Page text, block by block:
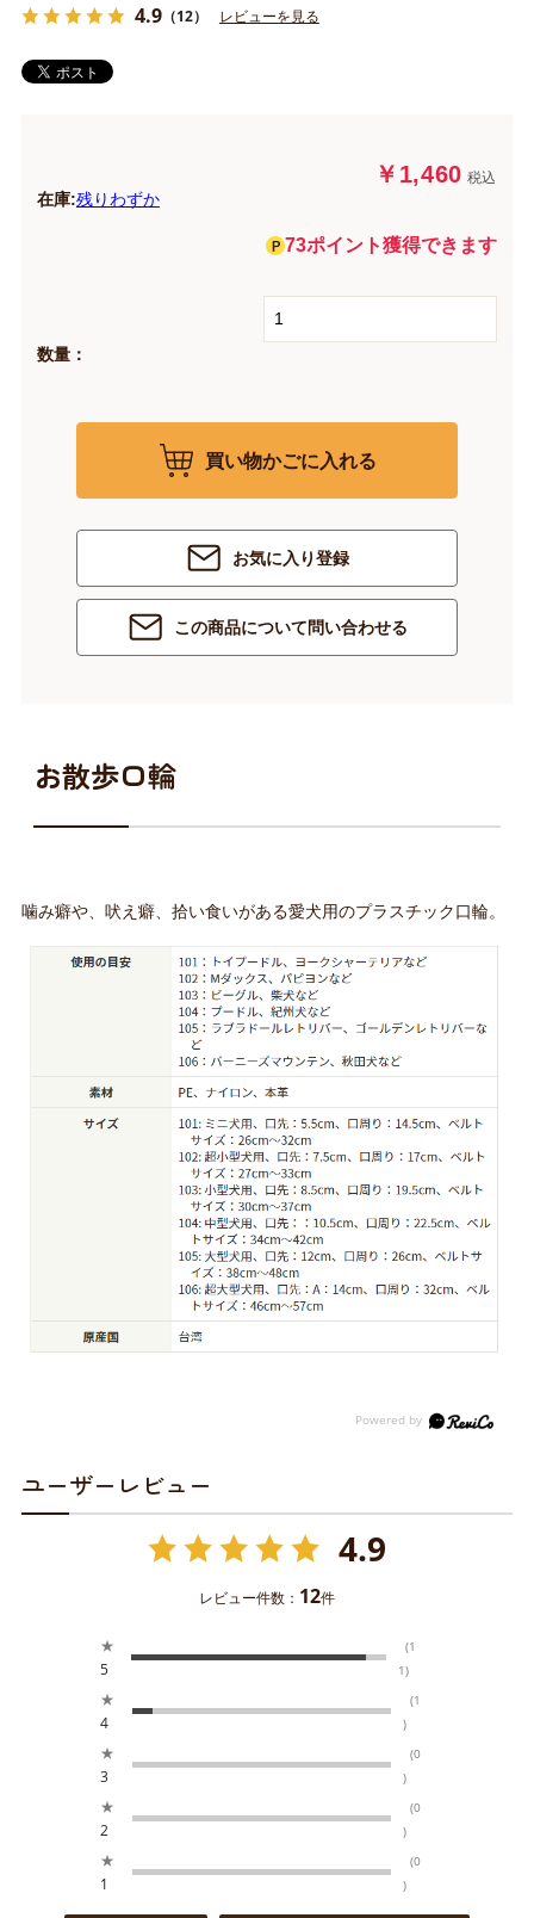
4.9（12） レビューを見る
￥1,460 税込
在庫:残りわずか
73ポイント獲得できます
数量：
買い物かごに入れる
お気に入り登録
この商品について問い合わせる
お散歩口輪
噛み癖や、吠え癖、拾い食いがある愛犬用のプラスチック口輪。
ユーザーレビュー
4.9
レビュー件数： 12件
★
5
(1
1)
★
4
(1
)
★
3
(0
)
★
2
(0
)
★
1
(0
)